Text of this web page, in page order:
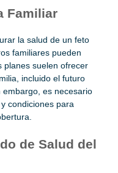
Familiar
la salud de un feto
familiares pueden
planes suelen ofrecer
incluido el futuro
es necesario
condiciones para
de Salud del